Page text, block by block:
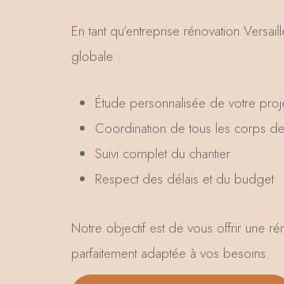
En tant qu’entreprise rénovation
globale :
Étude personnalisée de votre
Coordination de tous les corps
Suivi complet du chantier
Respect des délais et du budget
Notre objectif est de vous offrir une
parfaitement adaptée à vos besoins.